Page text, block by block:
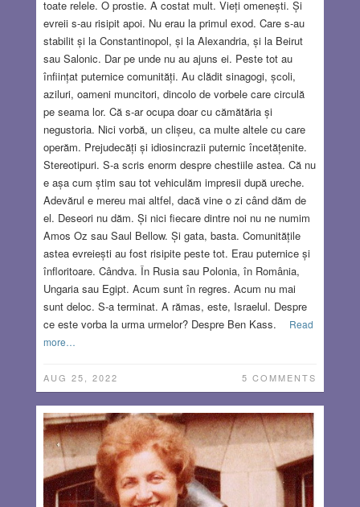
toate relele. O prostie. A costat mult. Vieți omenești. Și
evreii s-au risipit apoi. Nu erau la primul exod. Care s-au
stabilit și la Constantinopol, și la Alexandria, și la Beirut
sau Salonic. Dar pe unde nu au ajuns ei. Peste tot au
înființat puternice comunități. Au clădit sinagogi, școli,
aziluri, oameni muncitori, dincolo de vorbele care circulă
pe seama lor. Că s-ar ocupa doar cu cămătăria și
negustoria. Nici vorbă, un clișeu, ca multe altele cu care
operăm. Prejudecăți și idiosincrazii puternic încetățenite.
Stereotipuri. S-a scris enorm despre chestiile astea. Că nu
e așa cum știm sau tot vehiculăm impresii după ureche.
Adevărul e mereu mai altfel, dacă vine o zi când dăm de
el. Deseori nu dăm. Și nici fiecare dintre noi nu ne numim
Amos Oz sau Saul Bellow. Și gata, basta. Comunitățile
astea evreiești au fost risipite peste tot. Erau puternice și
înfloritoare. Cândva. În Rusia sau Polonia, în România,
Ungaria sau Egipt. Acum sunt în regres. Acum nu mai
sunt deloc. S-a terminat. A rămas, este, Israelul. Despre
ce este vorba la urma urmelor? Despre Ben Kass.
Read
more…
AUG 25, 2022 5 COMMENTS